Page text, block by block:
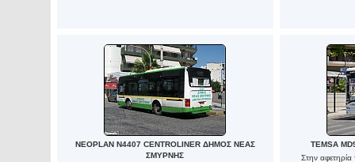
NEOPLAN N4407 CENTROLINER ΔΗΜΟΣ ΝΕΑΣ
ΣΜΥΡΝΗΣ
TEMSA
Στην αφετηρία